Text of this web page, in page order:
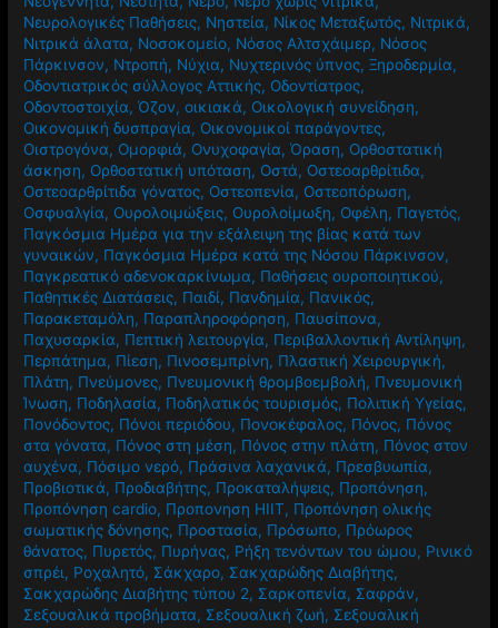
Νευρολογικές Παθήσεις, Νηστεία, Νίκος Μεταξωτός, Νιτρικά,
Νιτρικά άλατα, Νοσοκομείο, Νόσος Αλτσχάιμερ, Νόσος
Πάρκινσον, Ντροπή, Νύχια, Νυχτερινός ύπνος,Ξηροδερμία,
Οδοντιατρικός σύλλογος Αττικής, Οδοντίατρος,
Οδοντοστοιχία,Όζον,οικιακά, Οικολογική συνείδηση,
Οικονομική δυσπραγία, Οικονομικοί παράγοντες,
Οιστρογόνα, Ομορφιά, Ονυχοφαγία,Όραση, Ορθοστατική
άσκηση, Ορθοστατική υπόταση, Οστά, Οστεοαρθρίτιδα,
Οστεοαρθρίτιδα γόνατος, Οστεοπενία, Οστεοπόρωση,
Οσφυαλγία, Ουρολοιμώξεις, Ουρολοίμωξη, Οφέλη, Παγετός,
Παγκόσμια Ημέρα για την εξάλειψη της βίας κατά των
γυναικών, Παγκόσμια Ημέρα κατά της Νόσου Πάρκινσον,
Παγκρεατικό αδενοκαρκίνωμα, Παθήσεις ουροποιητικού,
Παθητικές Διατάσεις, Παιδί, Πανδημία, Πανικός,
Παρακεταμόλη, Παραπληροφόρηση, Παυσίπονα,
Παχυσαρκία, Πεπτική λειτουργία, Περιβαλλοντική Αντίληψη,
Περπάτημα, Πίεση, Πινοσεμπρίνη, Πλαστική Χειρουργική,
Πλάτη, Πνεύμονες, Πνευμονική θρομβοεμβολή, Πνευμονική
Ίνωση, Ποδηλασία, Ποδηλατικός τουρισμός, Πολιτική Υγείας,
Πονόδοντος, Πόνοι περιόδου, Πονοκέφαλος, Πόνος, Πόνος
στα γόνατα, Πόνος στη μέση, Πόνος στην πλάτη, Πόνος στον
αυχένα, Πόσιμο νερό, Πράσινα λαχανικά, Πρεσβυωπία,
Προβιοτικά, Προδιαβήτης, Προκαταλήψεις, Προπόνηση,
Προπόνηση cardio, Προπονηση HIIT, Προπόνηση ολικής
σωματικής δόνησης, Προστασία, Πρόσωπο, Πρόωρος
θάνατος, Πυρετός, Πυρήνας, Ρήξη τενόντων του ώμου, Ρινικό
σπρέι, Ροχαλητό, Σάκχαρο, Σακχαρώδης Διαβήτης,
Σακχαρώδης Διαβήτης τύπου 2, Σαρκοπενία, Σαφράν,
Σεξουαλικά προβήματα, Σεξουαλική ζωή, Σεξουαλική